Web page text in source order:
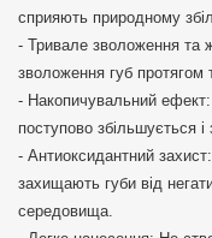
сприяють природному
- Тривале зволоження та
зволоження губ протягом
- Накопичувальний
поступово збільшується і
- Антиоксидантний
захищають губи від
середовища.